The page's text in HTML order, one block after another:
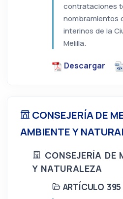
contrataciones
nombramientos
interinos de la
Melilla.
Descargar
CONSEJERÍA DE
AMBIENTE Y
CONSEJERÍA DE
Y NATURALEZA
ARTÍCULO 395